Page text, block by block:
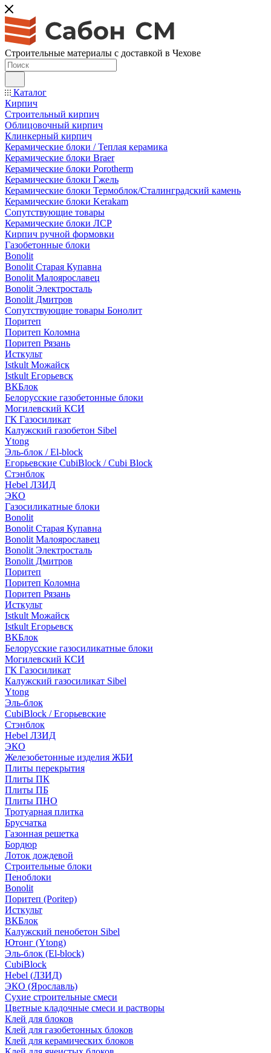
Строительные материалы с доставкой в Чехове
Каталог
Кирпич
Строительный кирпич
Облицовочный кирпич
Клинкерный кирпич
Керамические блоки / Теплая керамика
Керамические блоки Braer
Керамические блоки Porotherm
Керамические блоки Гжель
Керамические блоки Термоблок/Сталинградский камень
Керамические блоки Kerakam
Сопутствующие товары
Керамические блоки ЛСР
Кирпич ручной формовки
Газобетонные блоки
Bonolit
Bonolit Старая Купавна
Bonolit Малоярославец
Bonolit Электросталь
Bonolit Дмитров
Сопутствующие товары Бонолит
Поритеп
Поритеп Коломна
Поритеп Рязань
Исткульт
Istkult Можайск
Istkult Егорьевск
ВКБлок
Белорусские газобетонные блоки
Могилевский КСИ
ГК Газосиликат
Калужский газобетон Sibel
Ytong
Эль-блок / El-block
Егорьевские CubiBlock / Cubi Block
Стэнблок
Hebel ЛЗИД
ЭКО
Газосиликатные блоки
Bonolit
Bonolit Старая Купавна
Bonolit Малоярославец
Bonolit Электросталь
Bonolit Дмитров
Поритеп
Поритеп Коломна
Поритеп Рязань
Исткульт
Istkult Можайск
Istkult Егорьевск
ВКБлок
Белорусские газосиликатные блоки
Могилевский КСИ
ГК Газосиликат
Калужский газосиликат Sibel
Ytong
Эль-блок
CubiBlock / Егорьевские
Стэнблок
Hebel ЛЗИД
ЭКО
Железобетонные изделия ЖБИ
Плиты перекрытия
Плиты ПК
Плиты ПБ
Плиты ПНО
Тротуарная плитка
Брусчатка
Газонная решетка
Бордюр
Лоток дождевой
Строительные блоки
Пеноблоки
Bonolit
Поритеп (Poritep)
Исткульт
ВКБлок
Калужский пенобетон Sibel
Ютонг (Ytong)
Эль-блок (El-block)
CubiBlock
Hebel (ЛЗИД)
ЭКО (Ярославль)
Сухие строительные смеси
Цветные кладочные смеси и растворы
Клей для блоков
Клей для газобетонных блоков
Клей для керамических блоков